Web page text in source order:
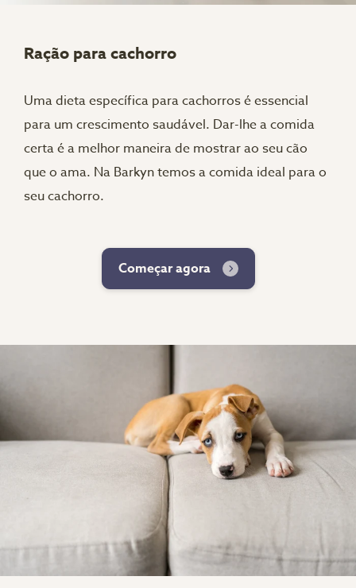
Ração para cachorro
Uma dieta específica para cachorros é essencial
para um crescimento saudável. Dar-lhe a comida
certa é a melhor maneira de mostrar ao seu cão
que o ama. Na Barkyn temos a comida ideal para o
seu cachorro.
Começar agora